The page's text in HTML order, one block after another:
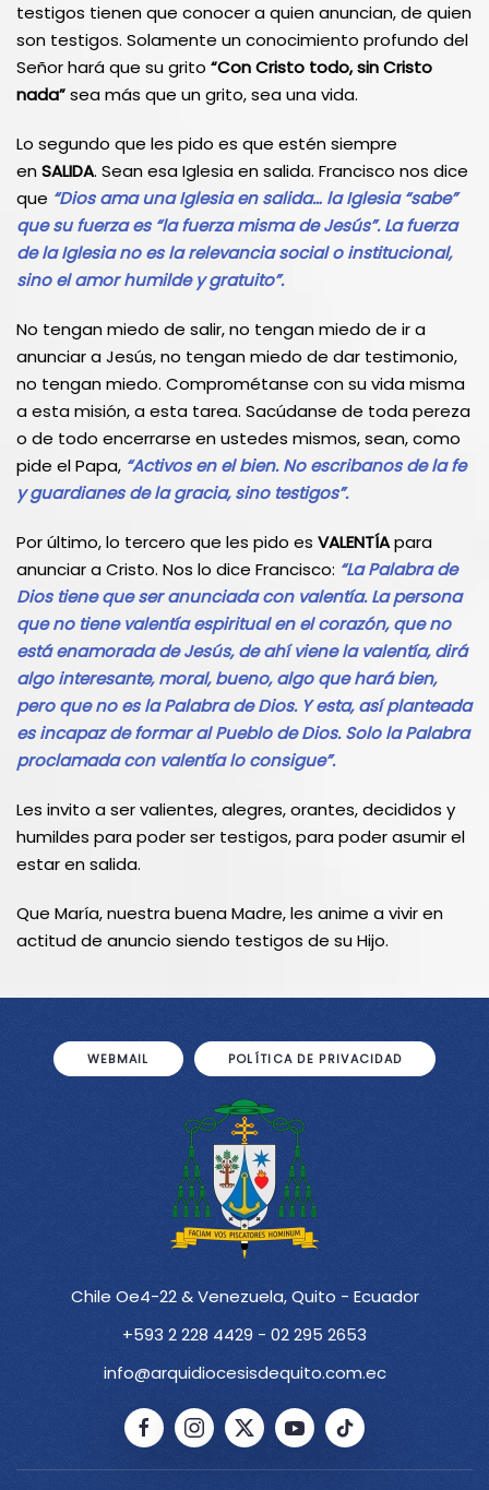
testigos tienen que conocer a quien anuncian, de quien
son testigos. Solamente un conocimiento profundo del
Señor hará que su grito “Con Cristo todo, sin Cristo
nada”sea más que un grito, sea una vida.
Lo segundo que les pido es que estén siempre
en SALIDA. Sean esa Iglesia en salida. Francisco nos dice
que “Dios ama una Iglesia en salida… la Iglesia “sabe”
que su fuerza es “la fuerza misma de Jesús”. La fuerza
de la Iglesia no es la relevancia social o institucional,
sino el amor humilde y gratuito”.
No tengan miedo de salir, no tengan miedo de ir a
anunciar a Jesús, no tengan miedo de dar testimonio,
no tengan miedo. Comprométanse con su vida misma
a esta misión, a esta tarea. Sacúdanse de toda pereza
o de todo encerrarse en ustedes mismos, sean, como
pide el Papa, “Activos en el bien. No escribanos de la fe
y guardianes de la gracia, sino testigos”.
Por último, lo tercero que les pido es VALENTÍApara
anunciar a Cristo. Nos lo dice Francisco: “La Palabra de
Dios tiene que ser anunciada con valentía. La persona
que no tiene valentía espiritual en el corazón, que no
está enamorada de Jesús, de ahí viene la valentía, dirá
algo interesante, moral, bueno, algo que hará bien,
pero que no es la Palabra de Dios. Y esta, así planteada
es incapaz de formar al Pueblo de Dios. Solo la Palabra
proclamada con valentía lo consigue”.
Les invito a ser valientes, alegres, orantes, decididos y
humildes para poder ser testigos, para poder asumir el
estar en salida.
Que María, nuestra buena Madre, les anime a vivir en
actitud de anuncio siendo testigos de su Hijo.
WEBMAIL POLÍTICA DE PRIVACIDAD
Chile Oe4-22 & Venezuela, Quito - Ecuador
+593 2 228 4429 - 02 295 2653
info@arquidiocesisdequito.com.ec